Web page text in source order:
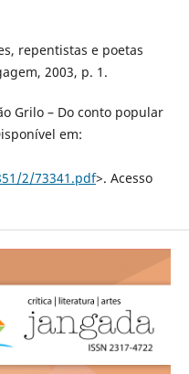
repentistas e poetas
2003, p. 1.
Grilo – Do conto popular
em:
2/73341.pdf>. Acesso